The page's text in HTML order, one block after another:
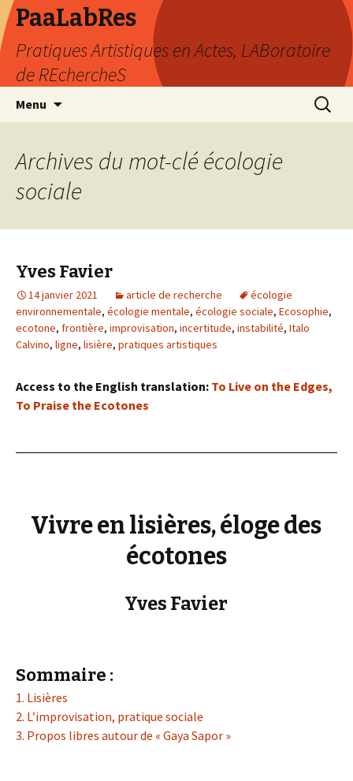
PaaLabRes
Pratiques Artistiques en Actes, LABoratoire
de REchercheS
Menu
principal
Archives du mot-clé écologie
sociale
Yves Favier
14 janvier 2021 article de recherche
écologie
environnementale, écologie mentale, écologie sociale, Ecosophie,
ecotone, frontière, improvisation, incertitude, instabilité, Italo
Calvino, ligne, lisière, pratiques artistiques
Access to the English translation: To Live on the Edges,
To Praise the Ecotones
Vivre en lisières, éloge des
écotones
Yves Favier
Sommaire :
1. Lisières
2. L’improvisation, pratique sociale
3. Propos libres autour de « Gaya Sapor »